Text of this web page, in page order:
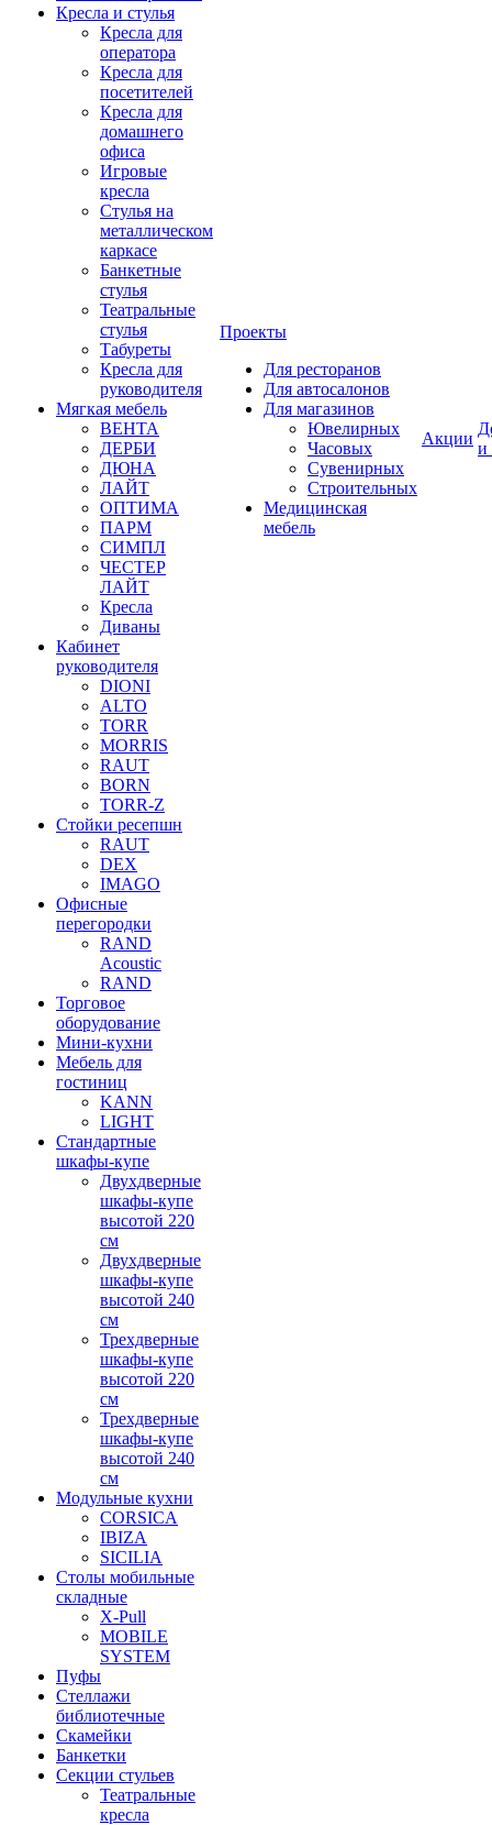
Кресла и стулья
Кресла для
оператора
Кресла для
посетителей
Кресла для
домашнего
офиса
Игровые
кресла
Стулья на
металлическом
каркасе
Банкетные
стулья
Театральные
стулья
Табуреты
Кресла для
руководителя
Мягкая мебель
ВЕНТА
ДЕРБИ
ДЮНА
ЛАЙТ
ОПТИМА
ПАРМ
СИМПЛ
ЧЕСТЕР
ЛАЙТ
Кресла
Диваны
Кабинет
руководителя
DIONI
ALTO
TORR
MORRIS
RAUT
BORN
TORR-Z
Стойки ресепшн
RAUT
DEX
IMAGO
Офисные
перегородки
RAND
Acoustic
RAND
Торговое
оборудование
Мини-кухни
Мебель для
гостиниц
KANN
LIGHT
Стандартные
шкафы-купе
Двухдверные
шкафы-купе
высотой 220
см
Двухдверные
шкафы-купе
высотой 240
см
Трехдверные
шкафы-купе
высотой 220
см
Трехдверные
шкафы-купе
высотой 240
см
Модульные кухни
CORSICA
IBIZA
SICILIA
Столы мобильные
складные
X-Pull
MOBILE
SYSTEM
Пуфы
Стеллажи
библиотечные
Скамейки
Банкетки
Секции стульев
Театральные
кресла
Проекты
Для ресторанов
Для автосалонов
Для магазинов
Ювелирных
Часовых
Сувенирных
Строительных
Медицинская
мебель
Акции
и